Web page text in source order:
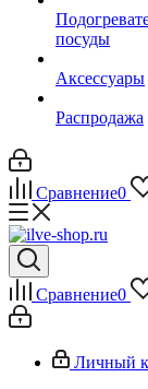
посуды
Аксессуары
Распродажа
Сравнение0
Сравнение0
Личный